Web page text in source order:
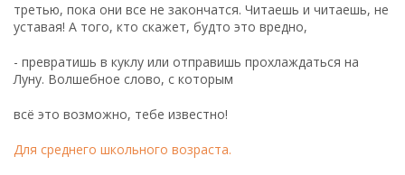
третью, пока они все не закончатся. Читаешь и читаешь, не
уставая! А того, кто скажет, будто это вредно,
- превратишь в куклу или отправишь прохлаждаться на
Луну. Волшебное слово, с которым
всё это возможно, тебе известно!
Для среднего школьного возраста.